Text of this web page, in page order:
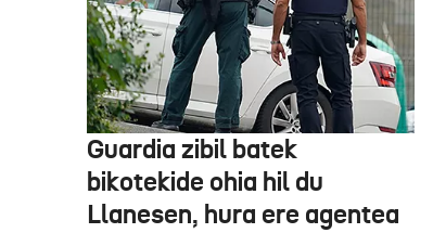
Guardia zibil batek
bikotekide ohia hil du
Llanesen, hura ere agentea